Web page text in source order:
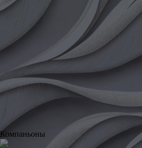
Компаньоны